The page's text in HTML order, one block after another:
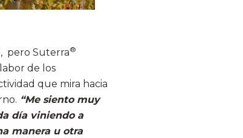
pero Suterra®
de los
que mira hacia
“Me siento muy
día viniendo a
manera u otra